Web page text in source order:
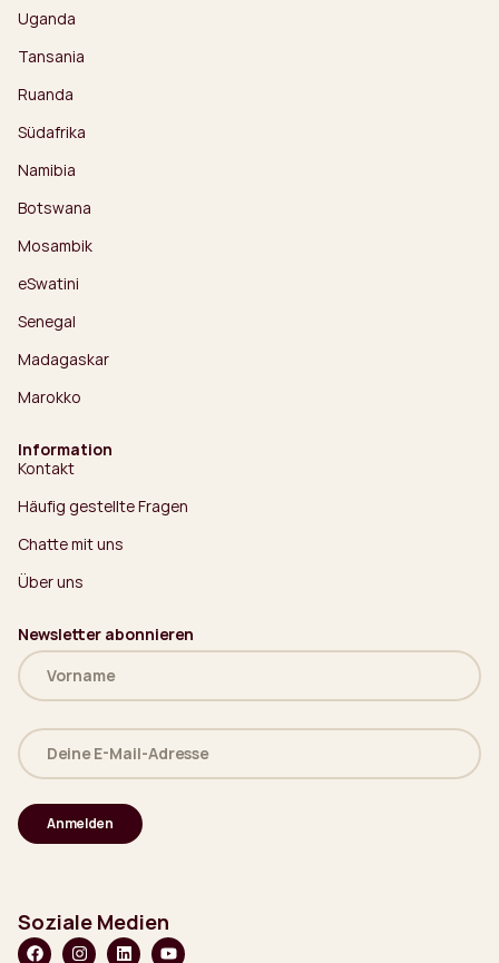
Uganda
Tansania
Ruanda
Südafrika
Namibia
Botswana
Mosambik
eSwatini
Senegal
Madagaskar
Marokko
Information
Kontakt
Häufig gestellte Fragen
Chatte mit uns
Über uns
Newsletter abonnieren
Name
(erforderlich)
Deine
E-
Mail-
(erforderlich)
Soziale Medien